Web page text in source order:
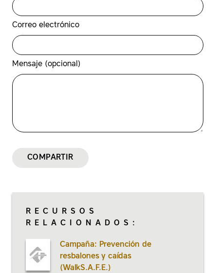
Correo electrónico
Mensaje (opcional)
COMPARTIR
RECURSOS
RELACIONADOS:
Campaña: Prevención de
resbalones y caídas
(WalkS.A.F.E.)